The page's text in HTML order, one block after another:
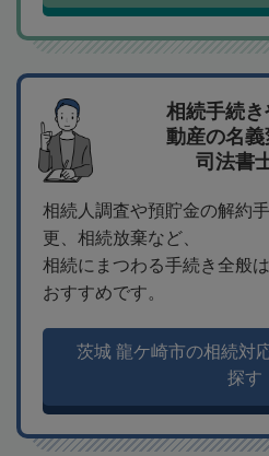
相続手続
動産の名義
司法書
相続人調査や預貯金の解約
更、相続放棄など、
相続にまつわる手続き全般
おすすめです。
茨城 龍ケ崎市の相続対
探す